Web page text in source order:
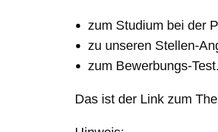
zum Studium bei der
zu unseren Stellen-
zum Bewerbungs-Test.
Das ist der Link zum